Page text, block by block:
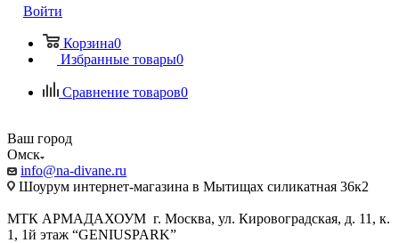
Войти
Корзина0
Избранные товары0
Сравнение товаров0
Ваш город
Омск
info@na-divane.ru
Шоурум интернет-магазина в Мытищах силикатная 36к2
МТК АРМАДАХОУМ г. Москва, ул. Кировоградская, д. 11, к.
1, 1й этаж “GENIUSPARK”